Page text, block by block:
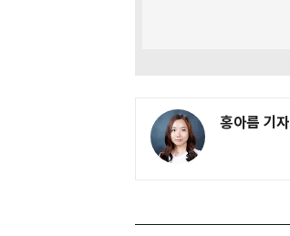
홍아름 기자